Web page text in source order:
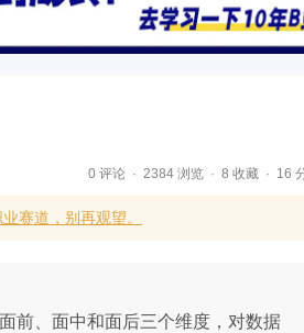
0 评论 2384 浏览 8 收藏 16
赛道，别再观望。
前、面中和面后三个维度，对数据